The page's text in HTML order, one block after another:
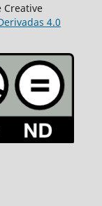
Creative
4.0